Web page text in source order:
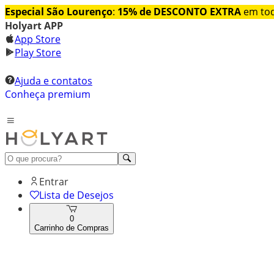
Especial São Lourenço: 15% de DESCONTO EXTRA em
Holyart APP
App Store
Play Store
Ajuda e contatos
Conheça premium
Entrar
Lista de Desejos
0
Carrinho de Compras